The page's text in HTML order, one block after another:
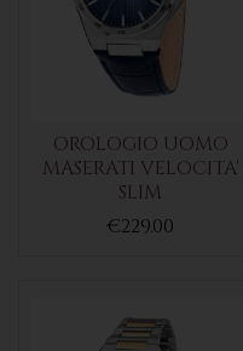
OROLOGIO UOMO
MASERATI VELOCITA'
SLIM
€229.00